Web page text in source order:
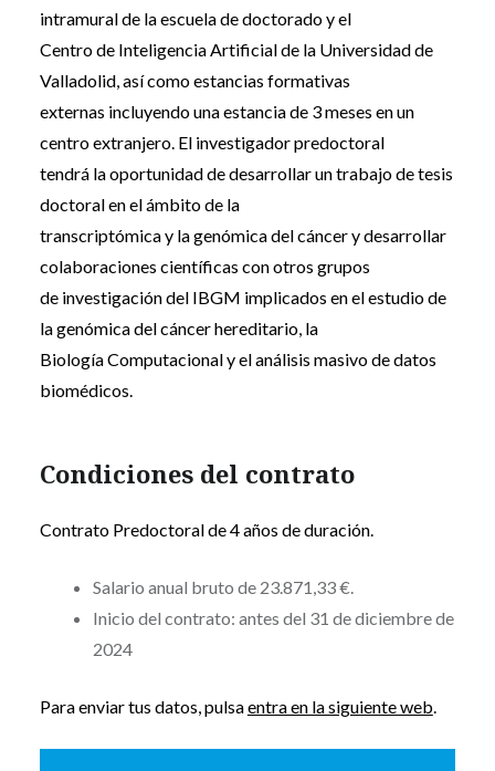
intramural de la escuela de doctorado y el
Centro de Inteligencia Artificial de la Universidad de
Valladolid, así como estancias formativas
externas incluyendo una estancia de 3 meses en un
centro extranjero. El investigador predoctoral
tendrá la oportunidad de desarrollar un trabajo de tesis
doctoral en el ámbito de la
transcriptómica y la genómica del cáncer y desarrollar
colaboraciones científicas con otros grupos
de investigación del IBGM implicados en el estudio de
la genómica del cáncer hereditario, la
Biología Computacional y el análisis masivo de datos
biomédicos.
Condiciones del contrato
Contrato Predoctoral de 4 años de duración.
Salario anual bruto de 23.871,33 €.
Inicio del contrato: antes del 31 de diciembre de
2024
Para enviar tus datos, pulsaentra en la siguiente web.